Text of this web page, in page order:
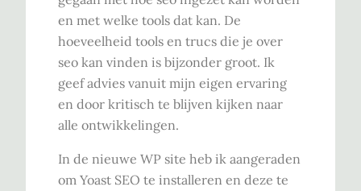
en met welke tools dat kan. De
hoeveelheid tools en trucs die je over
seo kan vinden is bijzonder groot. Ik
geef advies vanuit mijn eigen ervaring
en door kritisch te blijven kijken naar
alle ontwikkelingen.
In de nieuwe WP site heb ik aangeraden
om Yoast SEO te installeren en deze te